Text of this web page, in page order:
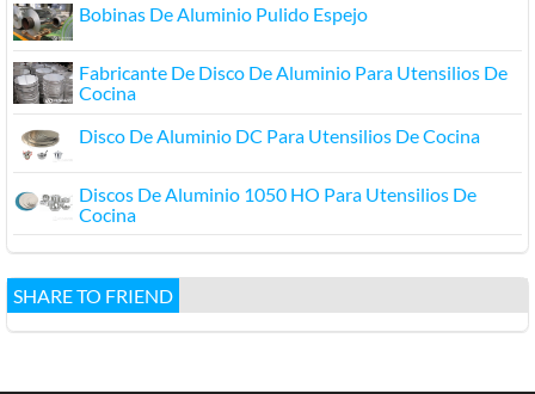
Bobinas De Aluminio Pulido Espejo
Fabricante De Disco De Aluminio Para Utensilios De
Cocina
Disco De Aluminio DC Para Utensilios De Cocina
Discos De Aluminio 1050 HO Para Utensilios De
Cocina
SHARE TO FRIEND